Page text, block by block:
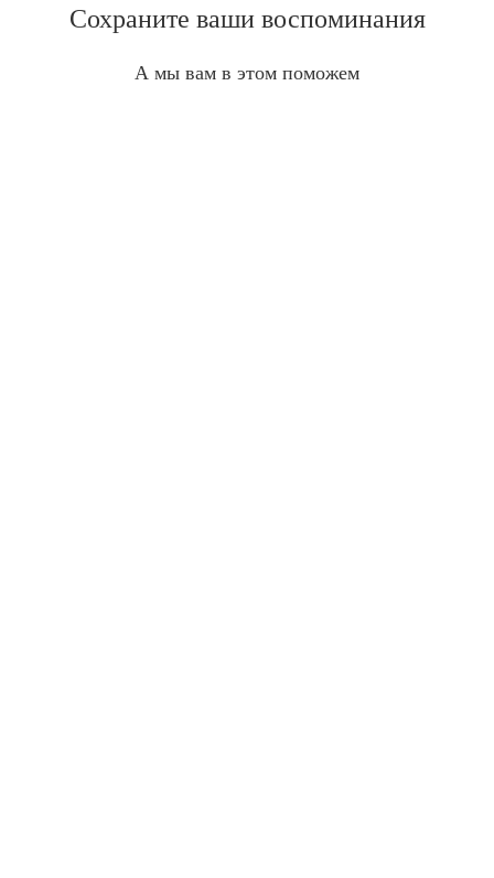
Сохраните ваши воспоминания
А мы вам в этом поможем